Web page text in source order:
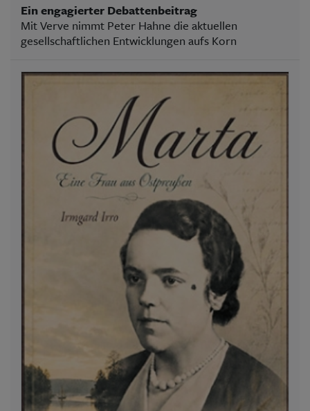
Ein engagierter Debattenbeitrag
Mit Verve nimmt Peter Hahne die aktuellen
gesellschaftlichen Entwicklungen aufs Korn